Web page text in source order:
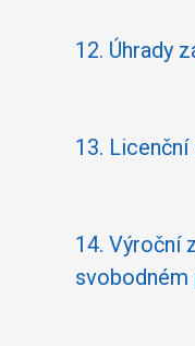
12. Úhrady
13.
14. Výroční